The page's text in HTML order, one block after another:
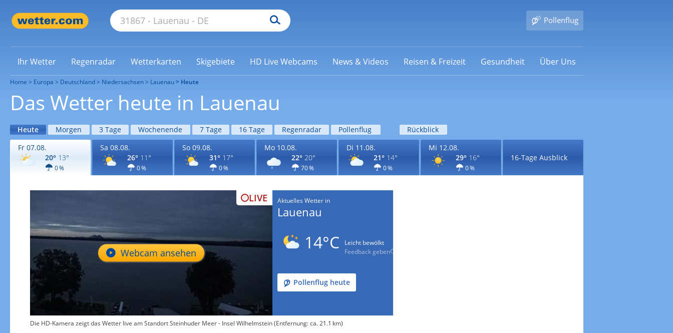
Pollenflug
Ihr Wetter Regenradar Wetterkarten Skigebiete HD Live Webcams News & Videos Reisen & Freizeit Gesundheit Über Uns
Home Europa Deutschland Niedersachsen Lauenau Heute
Das Wetter heute in Lauenau
Heute Morgen 3 Tage Wochenende 7 Tage 16 Tage Regenradar Pollenflug
Rückblick
Fr 07.08.
20° 13°
0 %
Sa 08.08.
26° 11°
0 %
So 09.08.
31° 17°
0 %
Mo 10.08.
22° 20°
70 %
Di 11.08.
21° 14°
0 %
Mi 12.08.
29° 16°
0 %
16-Tage Ausblick
LIVE
Webcam ansehen
Aktuelles Wetter in
Lauenau
14°C
Leicht bewölkt
Feedback geben
Pollenflug heute
Die HD-Kamera zeigt das Wetter live am Standort Steinhuder Meer - Insel Wilhelmstein (Entfernung: ca. 21.1 km)